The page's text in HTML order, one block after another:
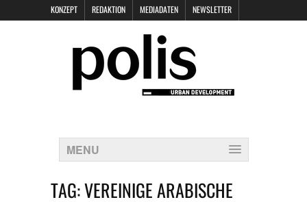
KONZEPT REDAKTION MEDIADATEN NEWSLETTER
DATENSCHUTZ
MENU
TAG:VEREINIGE ARABISCHE